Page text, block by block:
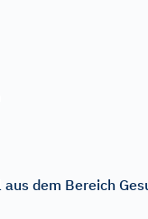
dem Bereich